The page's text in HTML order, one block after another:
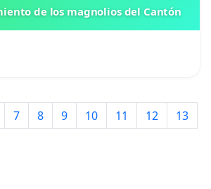
de los magnolios del Cantón
7 8 9 10 11 12
13